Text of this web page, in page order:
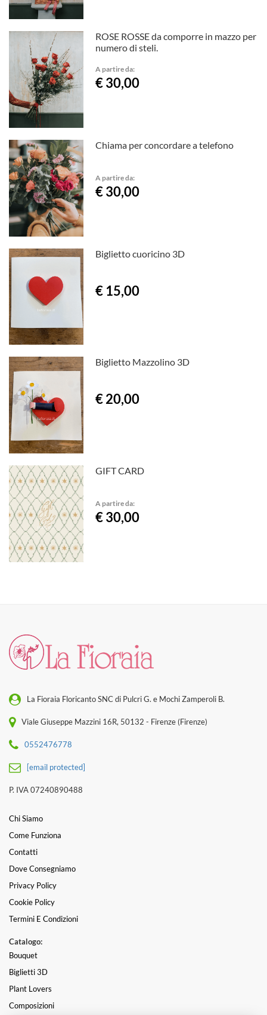
ROSE ROSSE da comporre in mazzo per
numero di steli.
A partire da:
€ 30,00
Chiama per concordare a telefono
A partire da:
€ 30,00
Biglietto cuoricino 3D
€ 15,00
Biglietto Mazzolino 3D
€ 20,00
GIFT CARD
A partire da:
€ 30,00
La Fioraia Floricanto SNC di Pulcri G. e Mochi Zamperoli B.
Viale Giuseppe Mazzini 16R, 50132 - Firenze (Firenze)
0552476778
[email protected]
P. IVA 07240890488
Chi Siamo
Come Funziona
Contatti
Dove Consegniamo
Privacy Policy
Cookie Policy
Termini E Condizioni
Catalogo:
Bouquet
Biglietti 3D
Plant Lovers
Composizioni